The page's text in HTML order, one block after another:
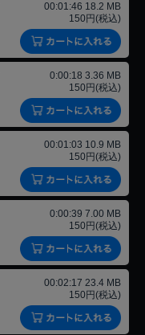
00:01:46 18.2 MB
150円(税込)
0:00:18 3.36 MB
150円(税込)
00:01:03 10.9 MB
150円(税込)
0:00:39 7.00 MB
150円(税込)
00:02:17 23.4 MB
150円(税込)